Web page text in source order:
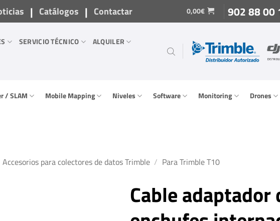
| Catálogos | Contactar 0,00€ 902 88 00
SERVICIO TÉCNICO
ALQUILER
/ SLAM Mobile Mapping Niveles Software Monitoring Drones
Accesorios para colectores de datos Trimble / Para Trimble T10
Cable adaptador